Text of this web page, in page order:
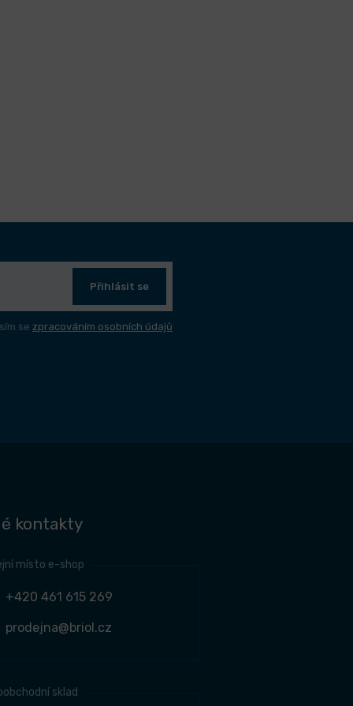
Přihlásit se
se zpracováním osobních údajů
kontakty
místo e-shop
+420 461 615 269
prodejna@briol.cz
sklad